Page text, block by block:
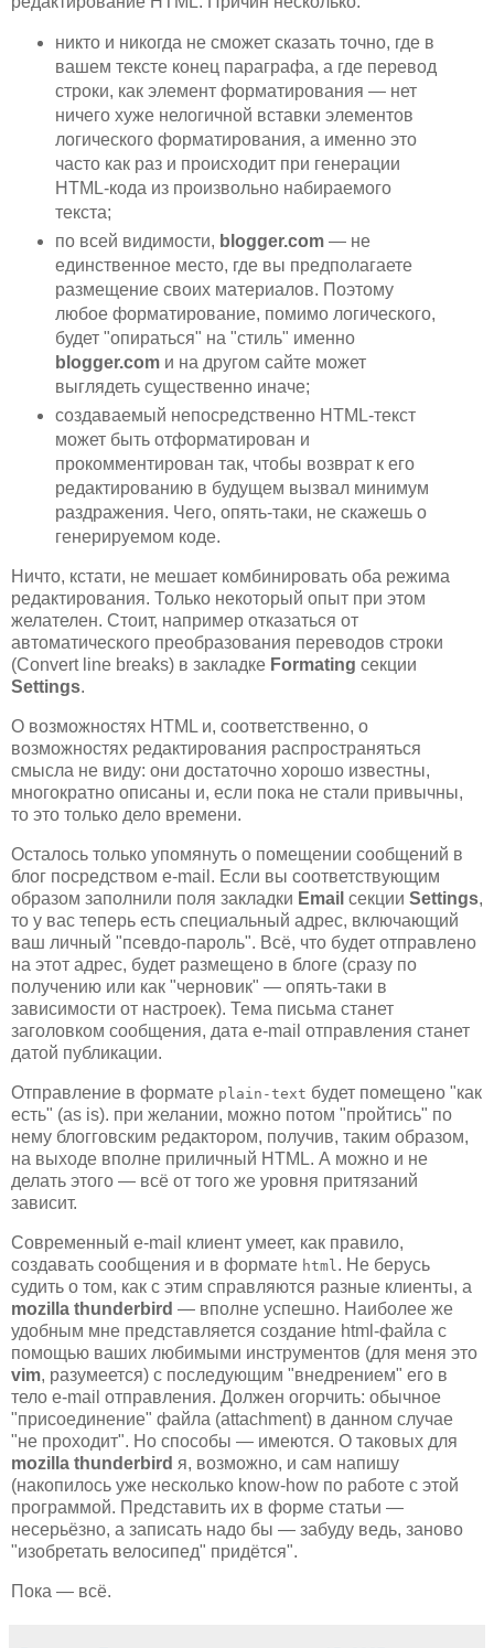
никто и никогда не сможет сказать точно, где в
вашем тексте конец параграфа, а где перевод
строки, как элемент форматирования — нет
ничего хуже нелогичной вставки элементов
логического форматирования, а именно это
часто как раз и происходит при генерации
HTML-кода из произвольно набираемого
текста;
по всей видимости, blogger.com— не
единственное место, где вы предполагаете
размещение своих материалов. Поэтому
любое форматирование, помимо логического,
будет "опираться" на "стиль" именно
blogger.comи на другом сайте может
выглядеть существенно иначе;
создаваемый непосредственно HTML-текст
может быть отформатирован и
прокомментирован так, чтобы возврат к его
редактированию в будущем вызвал минимум
раздражения. Чего, опять-таки, не скажешь о
генерируемом коде.
Ничто, кстати, не мешает комбинировать оба режима
редактирования. Только некоторый опыт при этом
желателен. Стоит, например отказаться от
автоматического преобразования переводов строки
(Convert line breaks) в закладке Formating секции
Settings.
О возможностях HTML и, соответственно, о
возможностях редактирования распространяться
смысла не виду: они достаточно хорошо известны,
многократно описаны и, если пока не стали привычны,
то это только дело времени.
Осталось только упомянуть о помещении сообщений в
блог посредством e-mail. Если вы соответствующим
образом заполнили поля закладки Email секции Settings,
то у вас теперь есть специальный адрес, включающий
ваш личный "псевдо-пароль". Всё, что будет отправлено
на этот адрес, будет размещено в блоге (сразу по
получению или как "черновик" — опять-таки в
зависимости от настроек). Тема письма станет
заголовком сообщения, дата e-mail отправления станет
датой публикации.
Отправление в формате plain-text будет помещено "как
есть" (as is). при желании, можно потом "пройтись" по
нему блогговским редактором, получив, таким образом,
на выходе вполне приличный HTML. А можно и не
делать этого — всё от того же уровня притязаний
зависит.
Современный e-mail клиент умеет, как правило,
создавать сообщения и в формате html . Не берусь
судить о том, как с этим справляются разные клиенты, а
mozilla thunderbird — вполне успешно. Наиболее же
удобным мне представляется создание html-файла с
помощью ваших любимыми инструментов (для меня это
vim, разумеется) с последующим "внедрением" его в
тело e-mail отправления. Должен огорчить: обычное
"присоединение" файла (attachment) в данном случае
"не проходит". Но способы — имеются. О таковых для
mozilla thunderbird я, возможно, и сам напишу
(накопилось уже несколько know-how по работе с этой
программой. Представить их в форме статьи —
несерьёзно, а записать надо бы — забуду ведь, заново
"изобретать велосипед" придётся".
Пока — всё.